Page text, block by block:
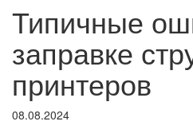
Типичные
заправке
принтеров
08.08.2024